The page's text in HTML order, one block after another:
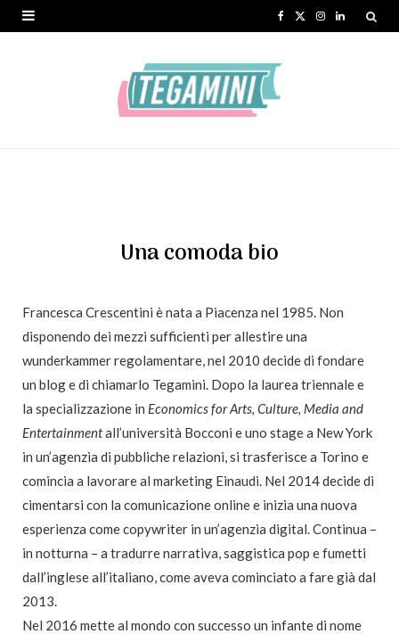
I L
Una comoda bio
Francesca Crescentini è nata a Piacenza nel 1985. Non
disponendo dei mezzi sufficienti per allestire una
wunderkammer regolamentare, nel 2010 decide di fondare
un blog e di chiamarlo Tegamini. Dopo la laurea triennale e
la specializzazione in Economics for Arts, Culture, Media and
Entertainmentall’università Bocconi e uno stage a New York
in un’agenzia di pubbliche relazioni, si trasferisce a Torino e
comincia a lavorare al marketing Einaudi. Nel 2014 decide di
cimentarsi con la comunicazione online e inizia una nuova
esperienza come copywriter in un’agenzia digital. Continua –
in notturna – a tradurre narrativa, saggistica pop e fumetti
dall’inglese all’italiano, come aveva cominciato a fare già dal
2013.
Nel 2016 mette al mondo con successo un infante di nome